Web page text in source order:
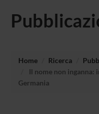
Home Ricerca
Il nome non inganna:
Germania